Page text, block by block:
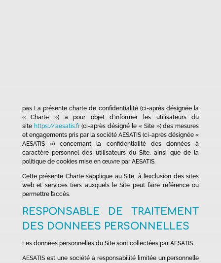
pas La présente charte de confidentialité (ci-après désignée la
« Charte ») a pour objet d’informer les utilisateurs du
site https://aesatis.fr(ci-après désigné le « Site ») des mesures
et engagements pris par la société AESATIS (ci-après désignée «
AESATIS ») concernant la confidentialité des données à
caractère personnel des utilisateurs du Site, ainsi que de la
politique de cookies mise en œuvre par AESATIS.
Cette présente Charte s’applique au Site, à l’exclusion des sites
web et services tiers auxquels le Site peut faire référence ou
permettre l’accès.
RESPONSABLE DE TRAITEMENT
DES DONNEES PERSONNELLES
Les données personnelles du Site sont collectées par AESATIS.
AESATIS est une société à responsabilité limitée unipersonnelle